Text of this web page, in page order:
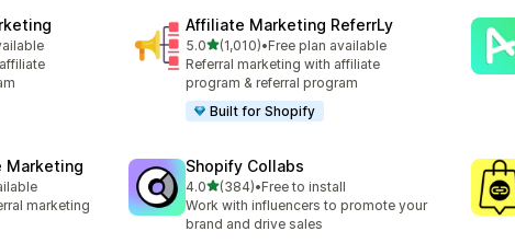
Affiliate Marketing ReferrLy
5.05つ星中
(1,010)
合計レビュー数：1010件
•Free plan available
Referral marketing with affiliate
program & referral program
Built for Shopify
Marketing
marketing
Shopify Collabs
4.05つ星中
(384)
合計レビュー数：384件
•Free to install
Work with influencers to promote your
brand and drive sales